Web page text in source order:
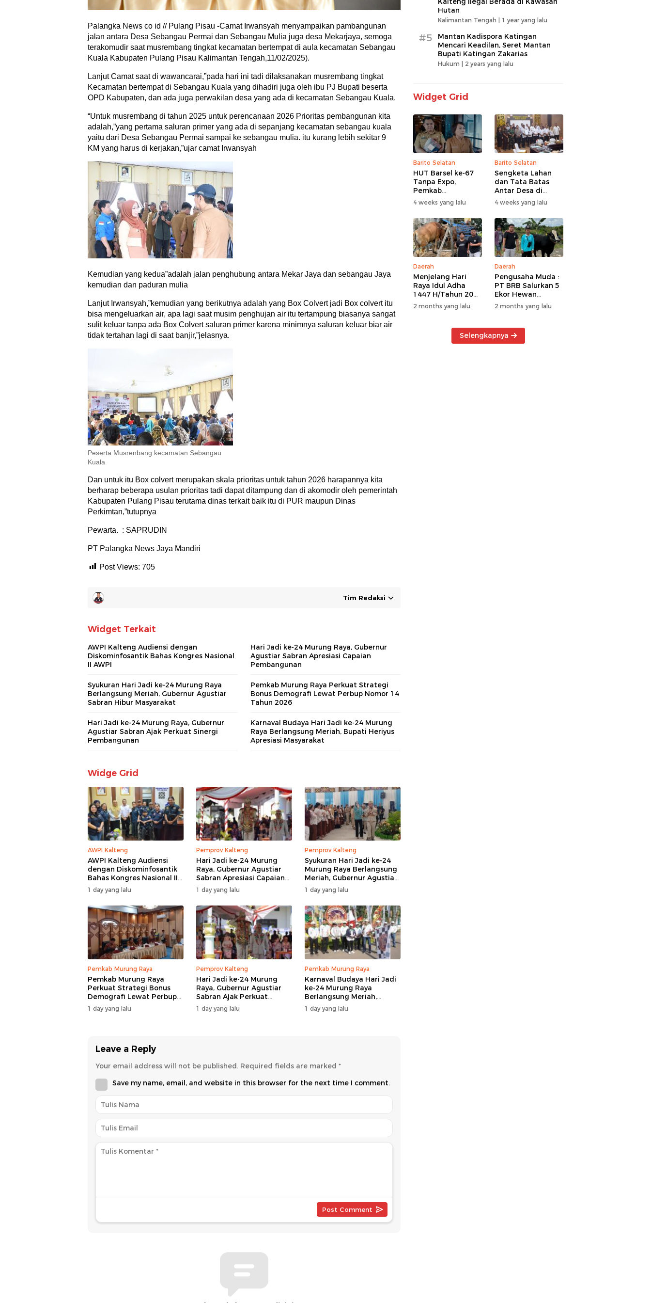
Palangka News co id // Pulang Pisau -Camat Irwansyah menyampaikan pambangunan
jalan antara Desa Sebangau Permai dan Sebangau Mulia juga desa Mekarjaya, semoga
terakomudir saat musrembang tingkat kecamatan bertempat di aula kecamatan Sebangau
Kuala Kabupaten Pulang Pisau Kalimantan Tengah,11/02/2025).
Lanjut Camat saat di wawancarai,”pada hari ini tadi dilaksanakan musrembang tingkat
Kecamatan bertempat di Sebangau Kuala yang dihadiri juga oleh ibu PJ Bupati beserta
OPD Kabupaten, dan ada juga perwakilan desa yang ada di kecamatan Sebangau Kuala.
“Untuk musrembang di tahun 2025 untuk perencanaan 2026 Prioritas pembangunan kita
adalah,”yang pertama saluran primer yang ada di sepanjang kecamatan sebangau kuala
yaitu dari Desa Sebangau Permai sampai ke sebangau mulia. itu kurang lebih sekitar 9
KM yang harus di kerjakan,”ujar camat Irwansyah
Kemudian yang kedua”adalah jalan penghubung antara Mekar Jaya dan sebangau Jaya
kemudian dan paduran mulia
Lanjut Irwansyah,”kemudian yang berikutnya adalah yang Box Colvert jadi Box colvert itu
bisa mengeluarkan air, apa lagi saat musim penghujan air itu tertampung biasanya sangat
sulit keluar tanpa ada Box Colvert saluran primer karena minimnya saluran keluar biar air
tidak tertahan lagi di saat banjir,”jelasnya.
Peserta Musrenbang kecamatan Sebangau
Kuala
Dan untuk itu Box colvert merupakan skala prioritas untuk tahun 2026 harapannya kita
berharap beberapa usulan prioritas tadi dapat ditampung dan di akomodir oleh pemerintah
Kabupaten Pulang Pisau terutama dinas terkait baik itu di PUR maupun Dinas
Perkimtan,”tutupnya
Pewarta. : SAPRUDIN
PT Palangka News Jaya Mandiri
Post Views: 705
Tim Redaksi
Widget Terkait
AWPI Kalteng Audiensi dengan
Diskominfosantik Bahas Kongres Nasional
II AWPI
Hari Jadi ke-24 Murung Raya, Gubernur
Agustiar Sabran Apresiasi Capaian
Pembangunan
Syukuran Hari Jadi ke-24 Murung Raya
Berlangsung Meriah, Gubernur Agustiar
Sabran Hibur Masyarakat
Pemkab Murung Raya Perkuat Strategi
Bonus Demografi Lewat Perbup Nomor 14
Tahun 2026
Hari Jadi ke-24 Murung Raya, Gubernur
Agustiar Sabran Ajak Perkuat Sinergi
Pembangunan
Karnaval Budaya Hari Jadi ke-24 Murung
Raya Berlangsung Meriah, Bupati Heriyus
Apresiasi Masyarakat
Widge Grid
AWPI Kalteng
AWPI Kalteng Audiensi
dengan Diskominfosantik
Bahas Kongres Nasional II
AWPI
1 day yang lalu
Pemprov Kalteng
Hari Jadi ke-24 Murung
Raya, Gubernur Agustiar
Sabran Apresiasi Capaian
Pembangunan
1 day yang lalu
Pemprov Kalteng
Syukuran Hari Jadi ke-24
Murung Raya Berlangsung
Meriah, Gubernur Agustiar
Sabran Hibur Masyarakat
1 day yang lalu
Pemkab Murung Raya
Pemkab Murung Raya
Perkuat Strategi Bonus
Demografi Lewat Perbup
Nomor 14 Tahun 2026
1 day yang lalu
Pemprov Kalteng
Hari Jadi ke-24 Murung
Raya, Gubernur Agustiar
Sabran Ajak Perkuat
Sinergi Pembangunan
1 day yang lalu
Pemkab Murung Raya
Karnaval Budaya Hari Jadi
ke-24 Murung Raya
Berlangsung Meriah,
Bupati Heriyus Apresiasi
Masyarakat
1 day yang lalu
Leave a Reply
Your email address will not be published. Required fields are marked *
Save my name, email, and website in this browser for the next time I comment.
Hutan
Kalimantan Tengah | 1 year yang lalu
#5
Mantan Kadispora Katingan
Mencari Keadilan, Seret Mantan
Bupati Katingan Zakarias
Hukum | 2 years yang lalu
Widget Grid
Barito Selatan
HUT Barsel ke-67
Tanpa Expo,
Pemkab
Prioritaskan UMKM
dan Bantuan Sosial
4 weeks yang lalu
Barito Selatan
Sengketa Lahan
dan Tata Batas
Antar Desa di
Barsel Jadi
Perhatian Serius
4 weeks yang lalu
Daerah
Menjelang Hari
Raya Idul Adha
1447 H/Tahun 2026
M, PT BRB Salurkan
5 Ekor Hewan
2 months yang lalu
Daerah
Pengusaha Muda :
PT BRB Salurkan 5
Ekor Hewan
Kurban Kepada
Warga Khususnya
Operasional
2 months yang lalu
Selengkapnya